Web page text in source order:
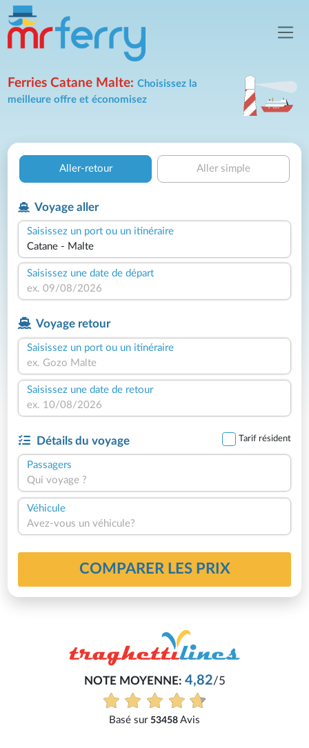
Ferries Catane Malte:Choisissez la
meilleure offre et économisez
Aller-retour Aller simple
Voyage aller
Saisissez un port ou un itinéraire
Saisissez une date de départ
Voyage retour
Saisissez un port ou un itinéraire
Saisissez une date de retour
Détails du voyage Tarif résident
Passagers
Qui voyage ?
Véhicule
Avez-vous un véhicule?
COMPARER LES PRIX
NOTE MOYENNE:4,82/5
Basé sur 53458 Avis